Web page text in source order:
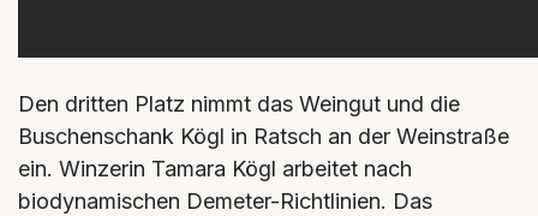
Den dritten Platz nimmt das Weingut und die
Buschenschank Kögl in Ratsch an der Weinstraße
ein. Winzerin Tamara Kögl arbeitet nach
biodynamischen Demeter-Richtlinien. Das